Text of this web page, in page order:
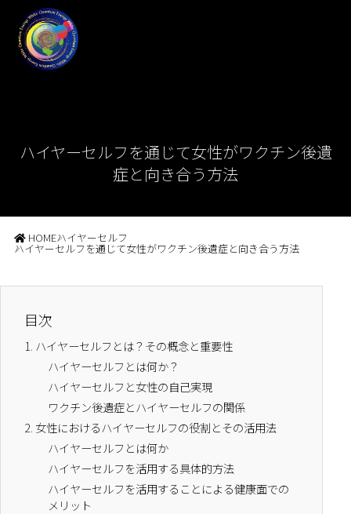
ハイヤーセルフを通じて女性がワクチン後遺
症と向き合う方法
HOMEハイヤーセルフ
ハイヤーセルフを通じて女性がワクチン後遺症と向き合う方法
目次
1. ハイヤーセルフとは？その概念と重要性
ハイヤーセルフとは何か？
ハイヤーセルフと女性の自己実現
ワクチン後遺症とハイヤーセルフの関係
2. 女性におけるハイヤーセルフの役割とその活用法
ハイヤーセルフとは何か
ハイヤーセルフを活用する具体的方法
ハイヤーセルフを活用することによる健康面での
メリット